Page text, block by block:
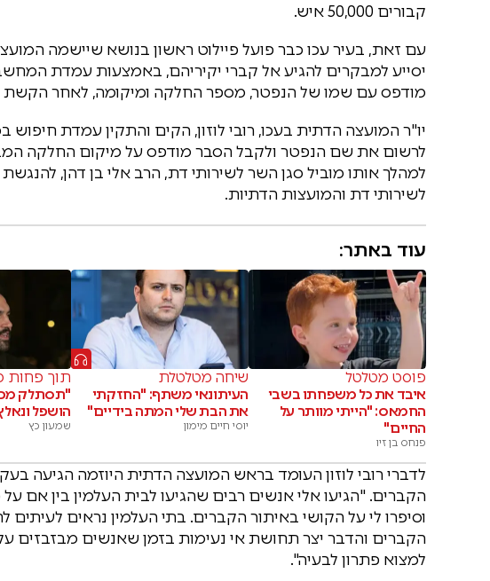
קבורים 50,000 איש.
עם זאת, בעיר עכו כבר פועל פיילוט ראשון בנושא שיישמה
יסייע למבקרים להגיע אל קברי יקיריהם, באמצעות עמדת
מודפס עם שמו של הנפטר, מספר החלקה ומיקומה, לאחר
יו"ר המועצה הדתית בעכו, רובי לוזון, הקים והתקין עמדת חיפוש
לרשום את שם הנפטר ולקבל הסבר מודפס על מיקום החלקה
למהלך אותו מוביל סגן השר לשירותי דת, הרב אלי בן דהן,
לשירותי דת והמועצות הדתיות.
עוד באתר:
פוסט מטלטל
איבד את כל משפחתו בשבי
החמאס: "הייתי מוותר על
החיים"
פנחס בן זיו
שיחה מטלטלת
העיתונאי משתף: "החזקתי
את הבת שלי המתה בידיים"
יוסי חיים מימון
תוך פחות
"תסתלק
הושפל
שמעון כץ
לדברי רובי לוזון העומד בראש המועצה הדתית היוזמה הגיעה
הקברים. "הגיעו אלי אנשים רבים שהגיעו לבית העלמין בין אם
וסיפרו לי על הקושי באיתור הקברים. בתי העלמין נראים
הקברים והדבר יצר תחושת אי נעימות בזמן שאנשים מבזבזים
למצוא פתרון לבעיה".